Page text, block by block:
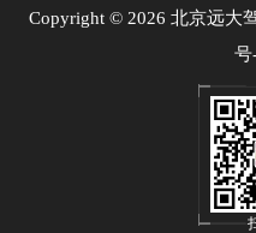
Copyright © 2026 北京远大
号